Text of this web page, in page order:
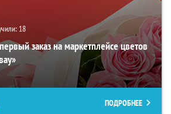
18
заказ на маркетплейсе цветов
ПОДРОБНЕЕ